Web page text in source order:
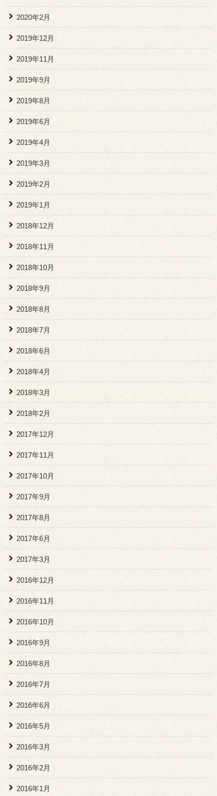
2020年2月
2019年12月
2019年11月
2019年9月
2019年8月
2019年6月
2019年4月
2019年3月
2019年2月
2019年1月
2018年12月
2018年11月
2018年10月
2018年9月
2018年8月
2018年7月
2018年6月
2018年4月
2018年3月
2018年2月
2017年12月
2017年11月
2017年10月
2017年9月
2017年8月
2017年6月
2017年3月
2016年12月
2016年11月
2016年10月
2016年9月
2016年8月
2016年7月
2016年6月
2016年5月
2016年3月
2016年2月
2016年1月